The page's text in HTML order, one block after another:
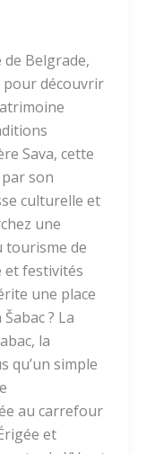
Belgrade,
pour découvrir
Sava, cette
son
culturelle et
une
tourisme de
et festivités
une place
? La
la
qu’un simple
au carrefour
et